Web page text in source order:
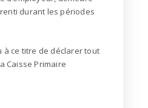
durant les périodes
à ce titre de déclarer tout
Caisse Primaire